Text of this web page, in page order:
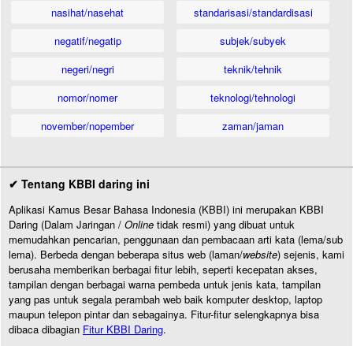
nasihat/nasehat
negatif/negatip
negeri/negri
nomor/nomer
november/nopember
standarisasi/standardisasi
subjek/subyek
teknik/tehnik
teknologi/tehnologi
zaman/jaman
✔ Tentang KBBI daring ini
Aplikasi Kamus Besar Bahasa Indonesia (KBBI) ini merupakan KBBI
Daring (Dalam Jaringan / Online tidak resmi) yang dibuat untuk
memudahkan pencarian, penggunaan dan pembacaan arti kata (lema/sub
lema). Berbeda dengan beberapa situs web (laman/website) sejenis, kami
berusaha memberikan berbagai fitur lebih, seperti kecepatan akses,
tampilan dengan berbagai warna pembeda untuk jenis kata, tampilan
yang pas untuk segala perambah web baik komputer desktop, laptop
maupun telepon pintar dan sebagainya. Fitur-fitur selengkapnya bisa
dibaca dibagian Fitur KBBI Daring.